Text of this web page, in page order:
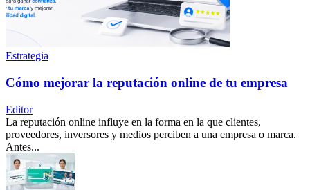
Estrategia
Cómo mejorar la reputación online de tu empresa
Editor
La reputación online influye en la forma en la que clientes,
proveedores, inversores y medios perciben a una empresa o marca.
Antes...